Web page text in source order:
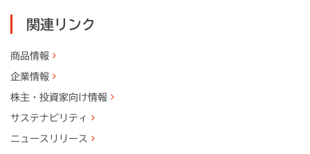
関連リンク
商品情報
企業情報
株主・ 投資家向け情報
サステナビリティ
ニュースリリース